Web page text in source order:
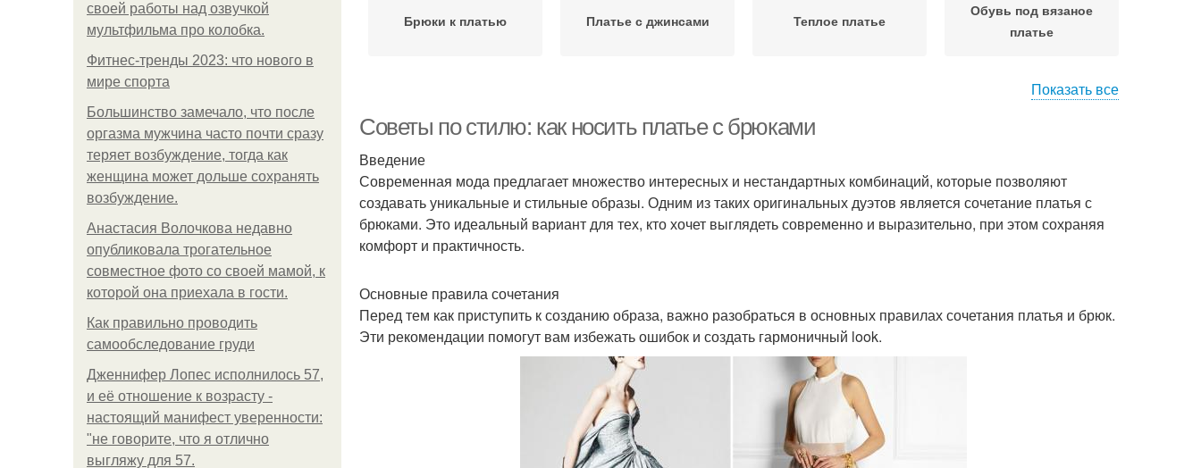
своей работы над озвучкой
мультфильма про колобка.
Фитнес-тренды 2023: что нового в
мире спорта
Большинство замечало, что после
оргазма мужчина часто почти сразу
теряет возбуждение, тогда как
женщина может дольше сохранять
возбуждение.
Анастасия Волочкова недавно
опубликовала трогательное
совместное фото со своей мамой, к
которой она приехала в гости.
Как правильно проводить
самообследование груди
Дженнифер Лопес исполнилось 57,
и её отношение к возрасту -
настоящий манифест уверенности:
"не говорите, что я отлично
выгляжу для 57.
Брюки к платью Платье с джинсами Теплое платье
Обувь под вязаное
платье
Показать все
Советы по стилю: как носить платье с брюками
Введение
Современная мода предлагает множество интересных и нестандартных комбинаций, которые позволяют
создавать уникальные и стильные образы. Одним из таких оригинальных дуэтов является сочетание платья с
брюками. Это идеальный вариант для тех, кто хочет выглядеть современно и выразительно, при этом сохраняя
комфорт и практичность.
Основные правила сочетания
Перед тем как приступить к созданию образа, важно разобраться в основных правилах сочетания платья и брюк.
Эти рекомендации помогут вам избежать ошибок и создать гармоничный look.